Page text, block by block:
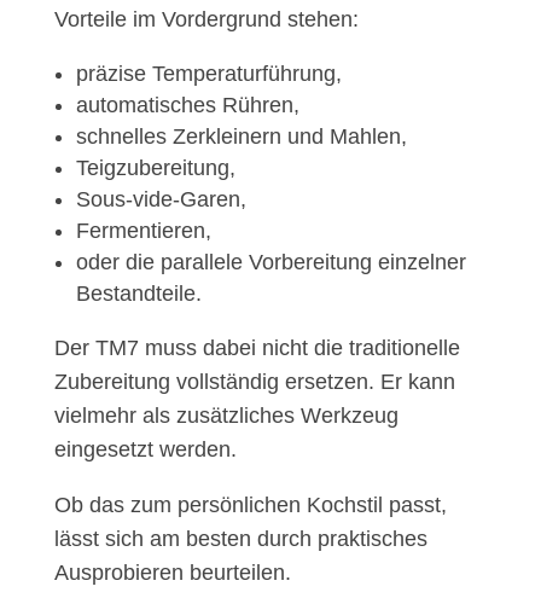
Vorteile im Vordergrund stehen:
präzise Temperaturführung,
automatisches Rühren,
schnelles Zerkleinern und Mahlen,
Teigzubereitung,
Sous-vide-Garen,
Fermentieren,
oder die parallele Vorbereitung einzelner
Bestandteile.
Der TM7 muss dabei nicht die traditionelle
Zubereitung vollständig ersetzen. Er kann
vielmehr als zusätzliches Werkzeug
eingesetzt werden.
Ob das zum persönlichen Kochstil passt,
lässt sich am besten durch praktisches
Ausprobieren beurteilen.